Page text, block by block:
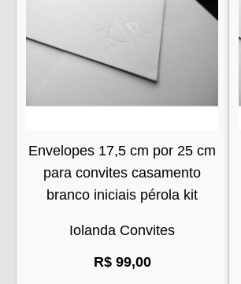
Envelopes 17,5 cm por 25 cm
para convites casamento
branco iniciais pérola kit
Iolanda Convites
R$ 99,00